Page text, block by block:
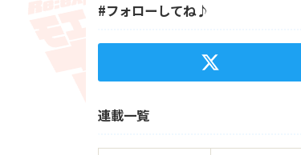
#フォローしてね♪
連載一覧